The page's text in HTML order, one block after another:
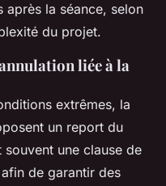
après la séance, selon
du projet.
liée à la
extrêmes, la
un report du
une clause de
de garantir des